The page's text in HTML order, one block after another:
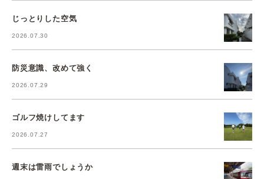
じっとりした空気
2026.07.30
防災意識、改めて強く
2026.07.29
ゴルフ焼けしてます
2026.07.27
週末は雷雨でしょうか